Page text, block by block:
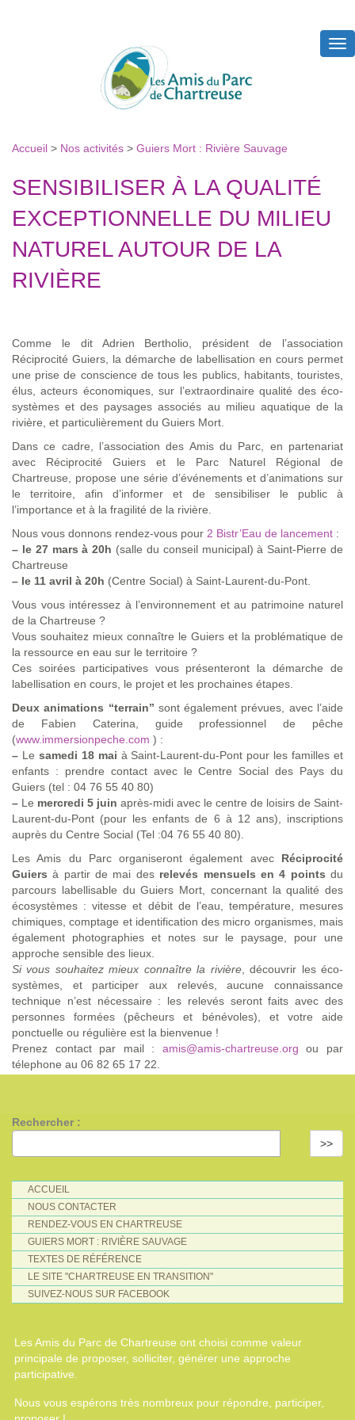
Accueil > Nos activités > Guiers Mort : Rivière Sauvage
SENSIBILISER À LA QUALITÉ
EXCEPTIONNELLE DU MILIEU
NATUREL AUTOUR DE LA
RIVIÈRE
Comme le dit Adrien Bertholio, président de l’association
Réciprocité Guiers, la démarche de labellisation en cours permet
une prise de conscience de tous les publics, habitants, touristes,
élus, acteurs économiques, sur l’extraordinaire qualité des éco-
systèmes et des paysages associés au milieu aquatique de la
rivière, et particulièrement du Guiers Mort.
Dans ce cadre, l’association des Amis du Parc, en partenariat
avec Réciprocité Guiers et le Parc Naturel Régional de
Chartreuse, propose une série d’événements et d’animations sur
le territoire, afin d’informer et de sensibiliser le public à
l’importance et à la fragilité de la rivière.
Nous vous donnons rendez-vous pour 2 Bistr’Eau de lancement :
– le 27 mars à 20h (salle du conseil municipal) à Saint-Pierre de
Chartreuse
– le 11 avril à 20h (Centre Social) à Saint-Laurent-du-Pont.
Vous vous intéressez à l’environnement et au patrimoine naturel
de la Chartreuse ?
Vous souhaitez mieux connaître le Guiers et la problématique de
la ressource en eau sur le territoire ?
Ces soirées participatives vous présenteront la démarche de
labellisation en cours, le projet et les prochaines étapes.
Deux animations “terrain” sont également prévues, avec l’aide
de Fabien Caterina, guide professionnel de pêche
(www.immersionpeche.com ) :
– Le samedi 18 mai à Saint-Laurent-du-Pont pour les familles et
enfants : prendre contact avec le Centre Social des Pays du
Guiers (tel : 04 76 55 40 80)
– Le mercredi 5 juin après-midi avec le centre de loisirs de Saint-
Laurent-du-Pont (pour les enfants de 6 à 12 ans), inscriptions
auprès du Centre Social (Tel :04 76 55 40 80).
Les Amis du Parc organiseront également avec Réciprocité
Guiers à partir de mai des relevés mensuels en 4 points du
parcours labellisable du Guiers Mort, concernant la qualité des
écosystèmes : vitesse et débit de l’eau, température, mesures
chimiques, comptage et identification des micro organismes, mais
également photographies et notes sur le paysage, pour une
approche sensible des lieux.
Si vous souhaitez mieux connaître la rivière, découvrir les éco-
systèmes, et participer aux relevés, aucune connaissance
technique n’est nécessaire : les relevés seront faits avec des
personnes formées (pêcheurs et bénévoles), et votre aide
ponctuelle ou régulière est la bienvenue !
Prenez contact par mail : amis@amis-chartreuse.org ou par
télephone au 06 82 65 17 22.
Rechercher :
>>
ACCUEIL
NOUS CONTACTER
RENDEZ-VOUS EN CHARTREUSE
GUIERS MORT : RIVIÈRE SAUVAGE
TEXTES DE RÉFÉRENCE
LE SITE "CHARTREUSE EN TRANSITION"
SUIVEZ-NOUS SUR FACEBOOK
Les Amis du Parc de Chartreuse ont choisi comme valeur
principale de proposer, solliciter, générer une approche
participative.
Nous vous espérons très nombreux pour répondre, participer,